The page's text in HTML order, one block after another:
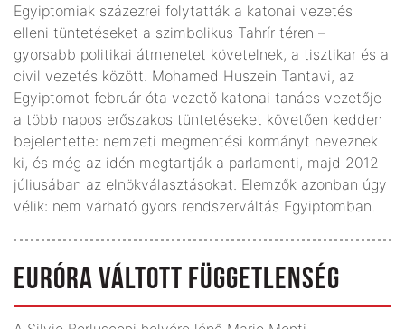
Egyiptomiak százezrei folytatták a katonai vezetés
elleni tüntetéseket a szimbolikus Tahrír téren –
gyorsabb politikai átmenetet követelnek, a tisztikar és a
civil vezetés között. Mohamed Huszein Tantavi, az
Egyiptomot február óta vezető katonai tanács vezetője
a több napos erőszakos tüntetéseket követően kedden
bejelentette: nemzeti megmentési kormányt neveznek
ki, és még az idén megtartják a parlamenti, majd 2012
júliusában az elnökválasztásokat. Elemzők azonban úgy
vélik: nem várható gyors rendszerváltás Egyiptomban.
EURÓRA VÁLTOTT FÜGGETLENSÉG